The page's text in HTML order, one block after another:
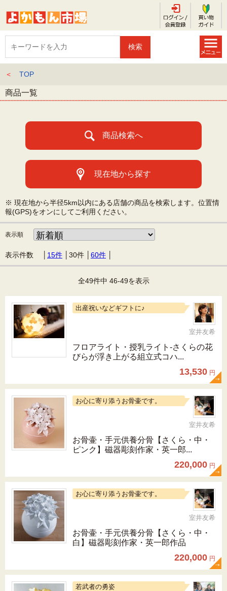
＜ TOP
商品一覧
商品検索へ
現在地から探す
※ 現在地から半径5km以内にある店舗の商品を検索します。位置情
報(GPS)をオンにしてご利用ください。
表示順
表示件数 │ 15件 30件 60件
全49件中 46-49を表示
出産祝いなどギフトに♪
室井友希
フロアライト・授乳ライト-さくらの花
びらが浮き上がる組立式コハ...
13,530 円
お心に寄り添うお骨壷です。
室井友希
お骨壷・手元供養分骨【さくら・中・
ピンク】磁器彫刻作家・英一郎...
220,000 円
お心に寄り添うお骨壷です。
室井友希
お骨壷・手元供養分骨【さくら・中・
白】磁器彫刻作家・英一郎作品
220,000 円
若武者の勇姿